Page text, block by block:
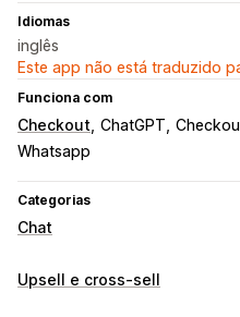
Idiomas
inglês
Este app não está traduzido
Funciona com
Checkout ChatGPT
Whatsapp
Categorias
Chat
Mensagens em tempo real
Upsell e cross-sell